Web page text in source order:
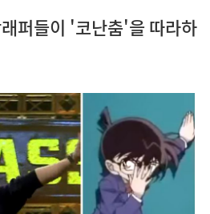
퍼들이 '코난춤'을 따라하